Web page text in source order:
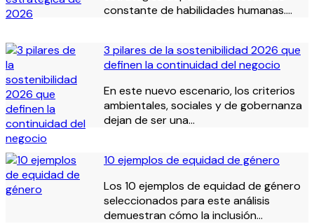
constante de habilidades humanas.…
3 pilares de la sostenibilidad 2026 que
definen la continuidad del negocio
En este nuevo escenario, los criterios
ambientales, sociales y de gobernanza
dejan de ser una…
10 ejemplos de equidad de género
Los 10 ejemplos de equidad de género
seleccionados para este análisis
demuestran cómo la inclusión…